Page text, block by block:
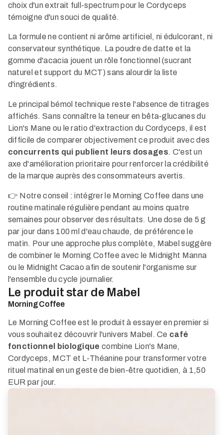
choix d'un extrait full-spectrum pour le Cordyceps
témoigne d'un souci de qualité.
La formule ne contient ni arôme artificiel, ni édulcorant, ni
conservateur synthétique. La poudre de datte et la
gomme d'acacia jouent un rôle fonctionnel (sucrant
naturel et support du MCT) sans alourdir la liste
d'ingrédients.
Le principal bémol technique reste l'absence de titrages
affichés. Sans connaître la teneur en bêta-glucanes du
Lion's Mane ou le ratio d'extraction du Cordyceps, il est
difficile de comparer objectivement ce produit avec des
concurrents qui publient leurs dosages. C'est un
axe d'amélioration prioritaire pour renforcer la crédibilité
de la marque auprès des consommateurs avertis.
👉 Notre conseil : intégrer le Morning Coffee dans une
routine matinale régulière pendant au moins quatre
semaines pour observer des résultats. Une dose de 5 g
par jour dans 100 ml d'eau chaude, de préférence le
matin. Pour une approche plus complète, Mabel suggère
de combiner le Morning Coffee avec le Midnight Manna
ou le Midnight Cacao afin de soutenir l'organisme sur
l'ensemble du cycle journalier.
Le produit star de Mabel
Morning Coffee
Le Morning Coffee est le produit à essayer en premier si
vous souhaitez découvrir l'univers Mabel. Ce café
fonctionnel biologique combine Lion's Mane,
Cordyceps, MCT et L-Théanine pour transformer votre
rituel matinal en un geste de bien-être quotidien, à 1,50
EUR par jour.